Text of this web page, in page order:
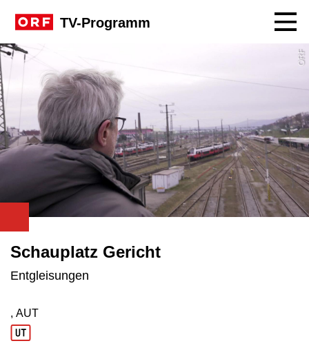
TV-Programm
ORF
Schauplatz Gericht
Entgleisungen
Produktionsland: AUT
, AUT